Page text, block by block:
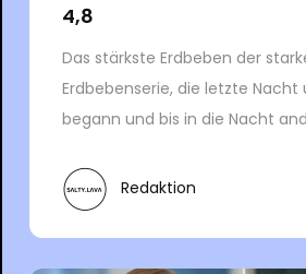
4,8
Das stärkste Erdbeben der
Erdbebenserie, die letzte
begann und bis in die Nacht
Redaktion